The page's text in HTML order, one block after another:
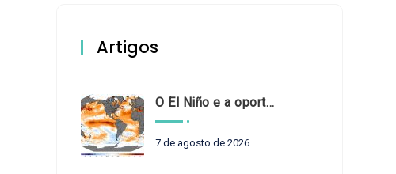
Artigos
O El Niño e a oportunidade de fortalecer o controle externo das políticas climáticas
7 de agosto de 2026